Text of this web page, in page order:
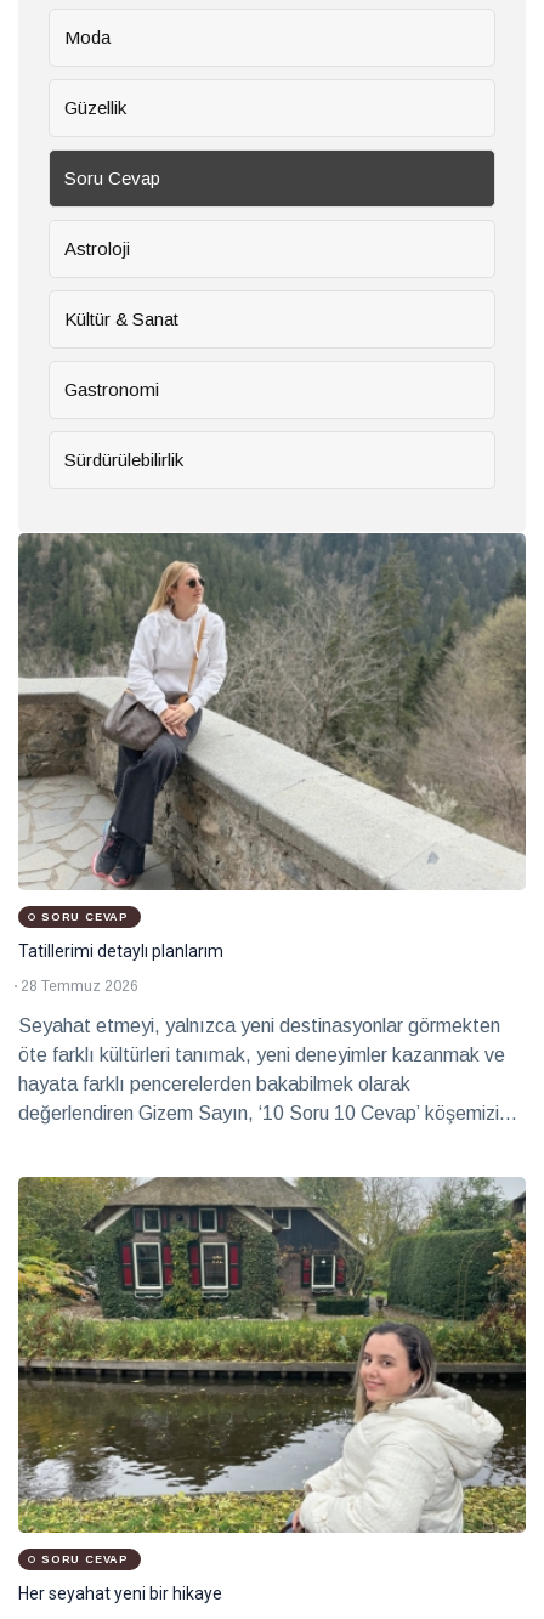
Benim
hasta
özeldir
Temmuz
2026
güvenli bir
eşlik
28 Temmuz
2026
Sağlık
Hayalleri
mekâna
dönüştüren
iki imza
28 Temmuz
2026
Röportaj
Teatro
Ayntab:
Bir
sahneden
fazlası
28 Temmuz
2026
Kültür &
Sanat
Farklı
keşfetmeyi
seviyorum
28 Temmuz
Soru
Cevap
Moda
Güzellik
Soru Cevap
Astroloji
Kültür & Sanat
Gastronomi
Sürdürülebilirlik
SORU CEVAP
Tatillerimi detaylı planlarım
28 Temmuz 2026
Seyahat etmeyi, yalnızca yeni destinasyonlar görmekten
öte farklı kültürleri tanımak, yeni deneyimler kazanmak ve
hayata farklı pencerelerden bakabilmek olarak
değerlendiren Gizem Sayın, ‘10 Soru 10 Cevap’ köşemizin
SORU CEVAP
Her seyahat yeni bir hikaye